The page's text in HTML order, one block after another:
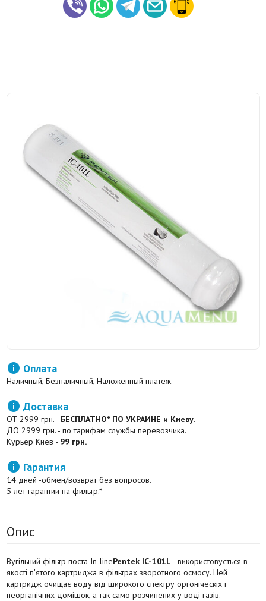
 Оплата
Наличный, Безналичный, Наложенный платеж.
 Доставка
ОТ 2999 грн. - БЕСПЛАТНО* ПО УКРАИНЕ и Киеву.
ДО 2999 грн. - по тарифам службы перевозчика.
Курьер Киев - 99 грн.
 Гарантия
14 дней -обмен/возврат без вопросов.
5 лет гарантии на фильтр.*
Опис
Вугільний фільтр поста In-linePentek IC-101L - використовується в
якості п'ятого картриджа в фільтрах зворотного осмосу. Цей
картридж очищає воду від широкого спектру оргоніческіх і
неорганічних домішок, а так само розчинених у воді газів.